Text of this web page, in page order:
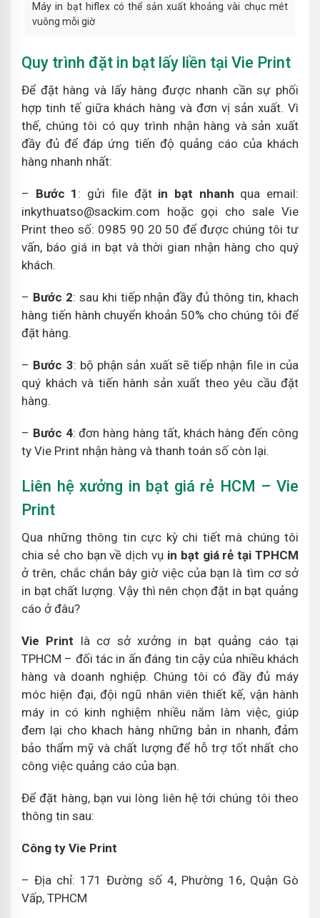
Máy in bạt hiflex có thể sản xuất khoảng vài chục mét
vuông mỗi giờ
Quy trình đặt in bạt lấy liền tại Vie Print
Để đặt hàng và lấy hàng được nhanh cần sự phối
hợp tinh tế giữa khách hàng và đơn vị sản xuất. Vì
thế, chúng tôi có quy trình nhận hàng và sản xuất
đầy đủ để đáp ứng tiến độ quảng cáo của khách
hàng nhanh nhất:
– Bước 1 : gửi file đặt in bạt nhanh qua email:
inkythuatso@sackim.com hoặc gọi cho sale Vie
Print theo số: 0985 90 20 50 để được chúng tôi tư
vấn, báo giá in bạt và thời gian nhận hàng cho quý
khách.
– Bước 2: sau khi tiếp nhận đầy đủ thông tin, khach
hàng tiến hành chuyển khoản 50% cho chúng tôi để
đặt hàng.
– Bước 3: bộ phận sản xuất sẽ tiếp nhận file in của
quý khách và tiến hành sản xuất theo yêu cầu đặt
hàng.
– Bước 4: đơn hàng hàng tất, khách hàng đến công
ty Vie Print nhận hàng và thanh toán số còn lại.
Liên hệ xưởng in bạt giá rẻ HCM – Vie
Print
Qua những thông tin cực kỳ chi tiết mà chúng tôi
chia sẻ cho bạn về dịch vụ in bạt giá rẻ tại TPHCM
ở trên, chắc chắn bây giờ việc của bạn là tìm cơ sở
in bạt chất lượng. Vậy thì nên chọn đặt in bạt quảng
cáo ở đâu?
Vie Print là cơ sở xưởng in bạt quảng cáo tại
TPHCM – đối tác in ấn đáng tin cậy của nhiều khách
hàng và doanh nghiệp. Chúng tôi có đầy đủ máy
móc hiện đại, đội ngũ nhân viên thiết kế, vận hành
máy in có kinh nghiệm nhiều năm làm việc, giúp
đem lại cho khach hàng những bản in nhanh, đảm
bảo thẩm mỹ và chất lượng để hỗ trợ tốt nhất cho
công việc quảng cáo của bạn.
Để đặt hàng, bạn vui lòng liên hệ tới chúng tôi theo
thông tin sau:
Công ty Vie Print
– Địa chỉ: 171 Đường số 4, Phường 16, Quận Gò
Vấp, TPHCM